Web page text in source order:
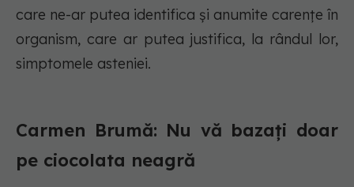
care ne-ar putea identifica şi anumite carențe în
organism, care ar putea justifica, la rândul lor,
simptomele asteniei.
Carmen Brumă: Nu vă bazați doar
pe ciocolata neagră